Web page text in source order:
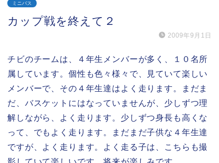
ミニバス
カップ戦を終えて２
2009年9月1日
チビのチームは、４年生メンバーが多く、１０名所
属しています。個性も色々様々で、見ていて楽しい
メンバーで、その４年生達はよく走ります。まだま
だ、バスケットにはなっていませんが、少しずつ理
解しながら、よく走ります。少しずつ身長も高くな
って、でもよく走ります。まだまだ子供な４年生達
ですが、よく走ります。よく走る子は、こちらも撮